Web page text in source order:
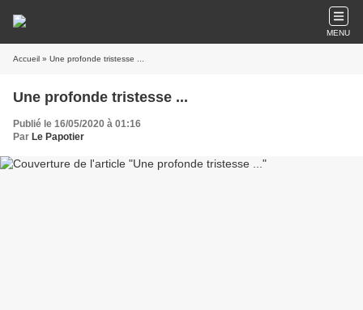
MENU
Accueil » Une profonde tristesse ...
Une profonde tristesse ...
Publié le 16/05/2020 à 01:16
Par Le Papotier